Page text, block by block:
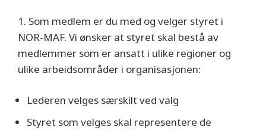
1. Som medlem er du med og velger styret i
NOR-MAF. Vi ønsker at styret skal bestå av
medlemmer som er ansatt i ulike regioner og
ulike arbeidsområder i organisasjonen:
Lederen velges særskilt ved valg
Styret som velges skal representere de